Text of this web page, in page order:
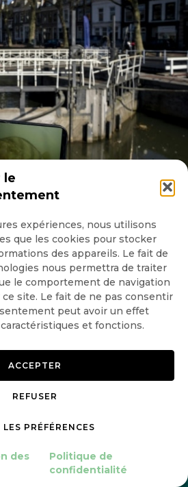
le
expériences, nous utilisons
que les cookies pour stocker
des appareils. Le fait de
nous permettra de traiter
le comportement de navigation
site. Le fait de ne pas consentir
peut avoir un effet
et fonctions.
ACCEPTER
REFUSER
PRÉFÉRENCES
des
Politique de
confidentialité
SOCIÉTÉ
les humains se
aider les